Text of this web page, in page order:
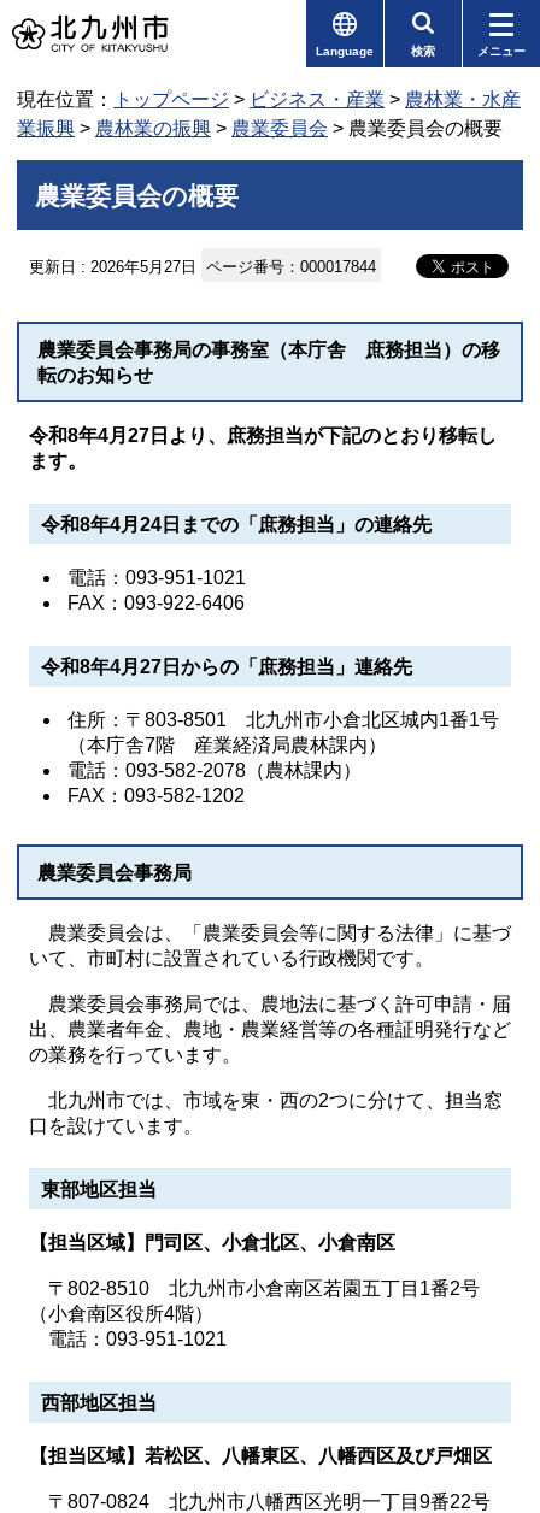
Language 検索 メニュー
現在位置： トップページ > ビジネス・産業 > 農林業・水産
業振興 > 農林業の振興 > 農業委員会 > 農業委員会の概要
農業委員会の概要
更新日 : 2026年5月27日 ページ番号：000017844
農業委員会事務局の事務室（本庁舎 庶務担当）の移
転のお知らせ
令和8年4月27日より、庶務担当が下記のとおり移転し
ます。
令和8年4月24日までの「庶務担当」の連絡先
電話：093-951-1021
FAX：093-922-6406
令和8年4月27日からの「庶務担当」連絡先
住所：〒803-8501 北九州市小倉北区城内1番1号
（本庁舎7階 産業経済局農林課内）
電話：093-582-2078（農林課内）
FAX：093-582-1202
農業委員会事務局
農業委員会は、「農業委員会等に関する法律」に基づ
いて、市町村に設置されている行政機関です。
農業委員会事務局では、農地法に基づく許可申請・届
出、農業者年金、農地・農業経営等の各種証明発行など
の業務を行っています。
北九州市では、市域を東・西の2つに分けて、担当窓
口を設けています。
東部地区担当
【担当区域】門司区、小倉北区、小倉南区
〒802-8510 北九州市小倉南区若園五丁目1番2号
（小倉南区役所4階）
電話：093-951-1021
西部地区担当
【担当区域】若松区、八幡東区、八幡西区及び戸畑区
〒807-0824 北九州市八幡西区光明一丁目9番22号